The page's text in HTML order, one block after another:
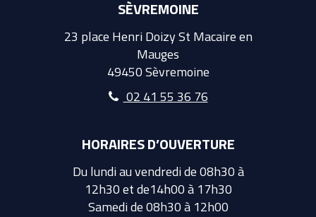
SÈVREMOINE
23 place Henri Doizy St Macaire en
Mauges
49450 Sèvremoine
02 41 55 36 76
HORAIRES D’OUVERTURE
Du lundi au vendredi de 08h30 à
12h30 et de14h00 à 17h30
Samedi de 08h30 à 12h00